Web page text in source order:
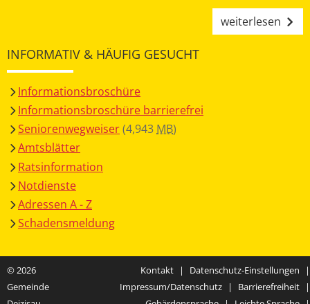
weiterlesen
INFORMATIV & HÄUFIG GESUCHT
Informationsbroschüre
Informationsbroschüre barrierefrei
Seniorenwegweiser(4,943 MB)
Amtsblätter
Ratsinformation
Notdienste
Adressen A - Z
Schadensmeldung
© 2026
Gemeinde
Kontakt | Datenschutz-Einstellungen
|
Impressum/Datenschutz
| Barrierefreiheit
|